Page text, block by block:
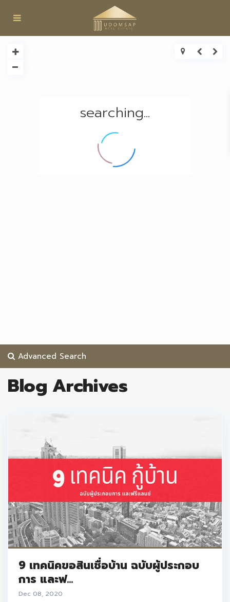
searching...
Advanced Search
Blog Archives
9 เทคนิคขอสินเชื่อบ้าน ฉบับผู้ประกอบ
การ และฟ...
Dec 08, 2020